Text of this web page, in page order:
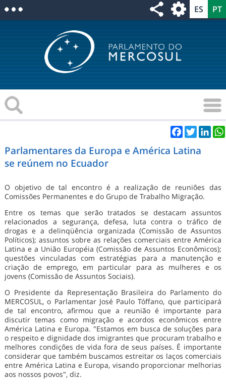
Facebook
Twitter
Parlamentares da Europa e América Latina
se reúnem no Ecuador
O objetivo de tal encontro é a realização de reuniões das
Comissões Permanentes e do Grupo de Trabalho Migração.
Entre os temas que serão tratados se destacam assuntos
relacionados a segurança, defesa, luta contra o tráfico de
drogas e a delinqüência organizada (Comissão de Assuntos
Políticos); assuntos sobre as relações comerciais entre América
Latina e a União Européia (Comissão de Assuntos Econômicos);
questões vinculadas com estratégias para a manutenção e
criação de emprego, em particular para as mulheres e os
jovens (Comissão de Assuntos Sociais).
O Presidente da Representação Brasileira do Parlamento do
MERCOSUL, o Parlamentar José Paulo Tóffano, que participará
de tal encontro, afirmou que a reunião é importante para
discutir temas como migração e acordos econômicos entre
América Latina e Europa. "Estamos em busca de soluções para
o respeito e dignidade dos imigrantes que procuram trabalho e
melhores condições de vida fora de seus países. É importante
considerar que também buscamos estreitar os laços comerciais
entre América Latina e Europa, visando proporcionar melhorias
aos nossos povos", diz.